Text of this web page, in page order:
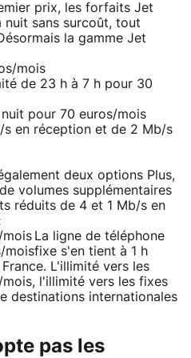
prix, les forfaits Jet
nuit sans surcoût, tout
la gamme Jet
mois
de 23 h à 7 h pour 30
pour 70 euros/mois
s en réception et de 2 Mb/s
deux options Plus,
volumes supplémentaires
réduits de 4 et 1 Mb/s en
mois
mois
La ligne de téléphone
fixe s'en tient à 1 h
L'illimité vers les
l'illimité vers les fixes
destinations internationales
pas les